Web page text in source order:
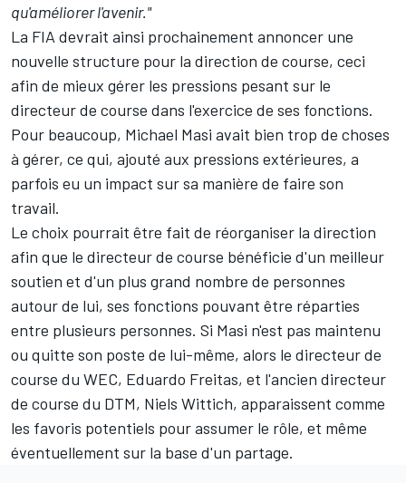
qu'améliorer l'avenir."
La FIA devrait ainsi prochainement annoncer une
nouvelle structure pour la direction de course, ceci
afin de mieux gérer les pressions pesant sur le
directeur de course dans l'exercice de ses fonctions.
Pour beaucoup, Michael Masi avait bien trop de choses
à gérer, ce qui, ajouté aux pressions extérieures, a
parfois eu un impact sur sa manière de faire son
travail.
Le choix pourrait être fait de réorganiser la direction
afin que le directeur de course bénéficie d'un meilleur
soutien et d'un plus grand nombre de personnes
autour de lui, ses fonctions pouvant être réparties
entre plusieurs personnes. Si Masi n'est pas maintenu
ou quitte son poste de lui-même, alors le directeur de
course du WEC, Eduardo Freitas, et l'ancien directeur
de course du DTM, Niels Wittich, apparaissent comme
les favoris potentiels pour assumer le rôle, et même
éventuellement sur la base d'un partage.